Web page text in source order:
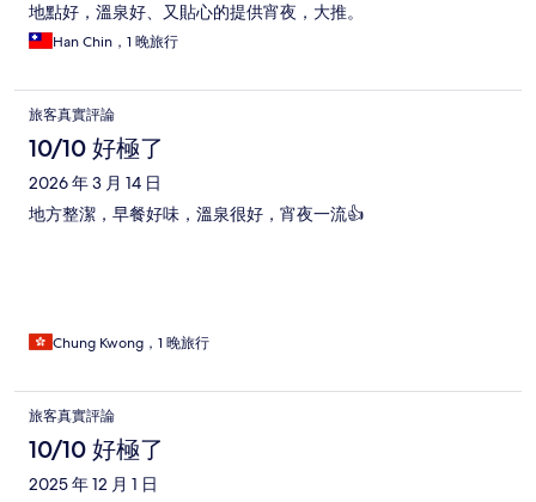
地點好，溫泉好、又貼心的提供宵夜，大推。
Han Chin，1 晚旅行
旅客真實評論
10/10 好極了
2026 年 3 月 14 日
地方整潔，早餐好味，溫泉很好，宵夜一流👍
Chung Kwong，1 晚旅行
旅客真實評論
10/10 好極了
2025 年 12 月 1 日